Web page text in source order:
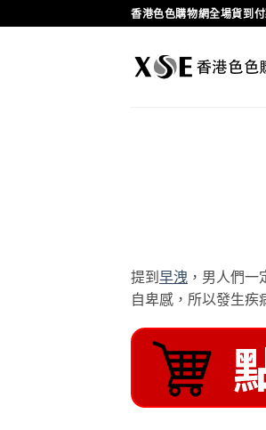
to
香港色色購物網全場貨到
提到早洩 ，男人們
自卑感，所以發生疾